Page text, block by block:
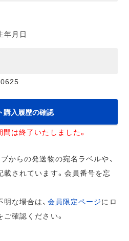
年月日
購入履歴の確認
は終了いたしました。
からの発送物の宛名ラベルや、
されています。会員番号を忘
な場合は、 会員限定ページにロ
確認ください。